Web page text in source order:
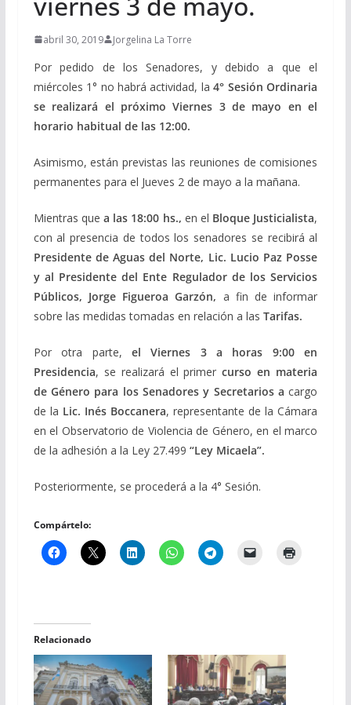
abril 30, 2019 Jorgelina La Torre
Por pedido de los Senadores, y debido a que el
miércoles 1° no habrá actividad, la4° Sesión Ordinaria
se realizará el próximo Viernes 3 de mayo en el
horario habitual de las 12:00.
Asimismo, están previstas las reuniones de comisiones
permanentes para el Jueves 2 de mayo a la mañana.
Mientras quea las 18:00 hs., en el Bloque Justicialista,
con al presencia de todos los senadores se recibirá al
Presidente de Aguas del Norte, Lic. Lucio Paz Posse
y al Presidente del Ente Regulador de los Servicios
Públicos, Jorge Figueroa Garzón, a fin de informar
sobre las medidas tomadas en relación a las Tarifas.
Por otra parte, el Viernes 3 a horas 9:00 en
Presidencia, se realizará el primercurso en materia
de Género para los Senadores y Secretarios a cargo
de la Lic. Inés Boccanera, representante de la Cámara
en el Observatorio de Violencia de Género, en el marco
de la adhesión a la Ley 27.499 “Ley Micaela”.
Posteriormente, se procederá a la 4° Sesión.
Compártelo:
Relacionado